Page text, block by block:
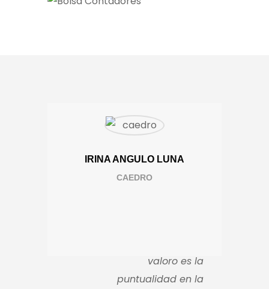
IRINA ANGULO LUNA
CAEDRO
valoro es la
puntualidad en la